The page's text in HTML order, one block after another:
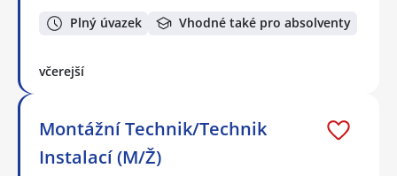
Plný úvazek Vhodné také pro absolventy
včerejší
Montážní Technik/Technik
Instalací (M/Ž)